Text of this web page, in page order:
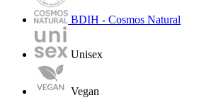
BDIH - Cosmos Natural
Unisex
Vegan